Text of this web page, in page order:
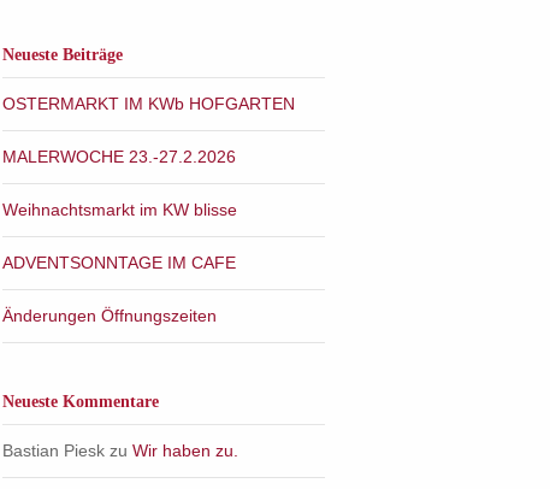
Neueste Beiträge
OSTERMARKT IM KWb HOFGARTEN
MALERWOCHE 23.-27.2.2026
Weihnachtsmarkt im KW blisse
ADVENTSONNTAGE IM CAFE
Änderungen Öffnungszeiten
Neueste Kommentare
Bastian Piesk zuWir haben zu.